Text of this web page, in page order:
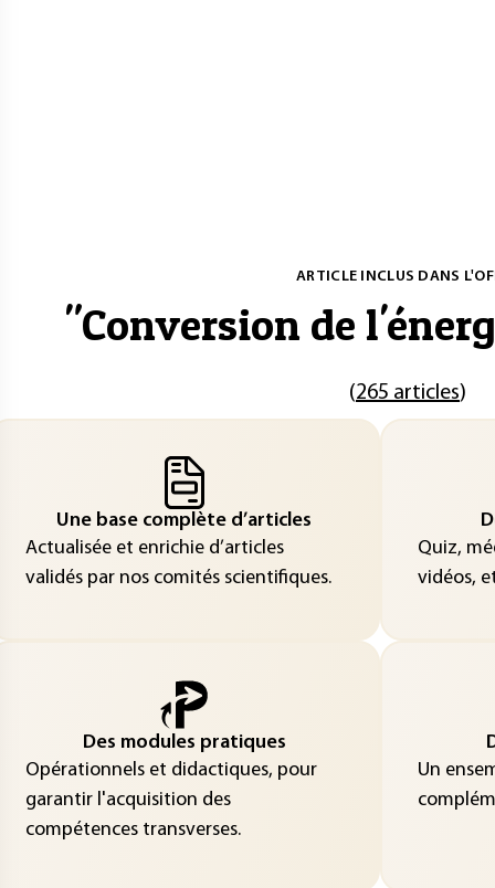
ARTICLE INCLUS DANS
"Conversion de
(265 articles)
Une base complète d’articles
Actualisée et enrichie d’articles
validés par nos comités scientifiques.
Quiz,
vidéos,
Des modules pratiques
Opérationnels et didactiques, pour
garantir l'acquisition des
compétences transverses.
Un